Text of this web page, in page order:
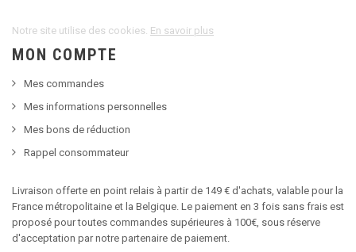
Notre site utilise des cookies. En savoir plus
MON COMPTE
Mes commandes
Mes informations personnelles
Mes bons de réduction
Rappel consommateur
Livraison offerte en point relais à partir de 149 € d'achats, valable pour la
France métropolitaine et la Belgique. Le paiement en 3 fois sans frais est
proposé pour toutes commandes supérieures à 100€, sous réserve
d'acceptation par notre partenaire de paiement.